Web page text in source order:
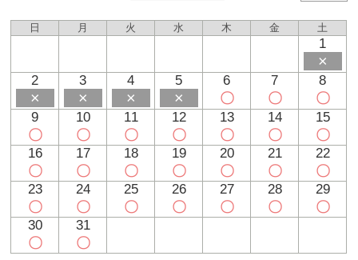
日 月 火 水 木 金 土
1
×
2
×
3
×
4
×
5
×
6
〇
7
〇
8
〇
9
〇
10
〇
11
〇
12
〇
13
〇
14
〇
15
〇
16
〇
17
〇
18
〇
19
〇
20
〇
21
〇
22
〇
23
〇
24
〇
25
〇
26
〇
27
〇
28
〇
29
〇
30
〇
31
〇